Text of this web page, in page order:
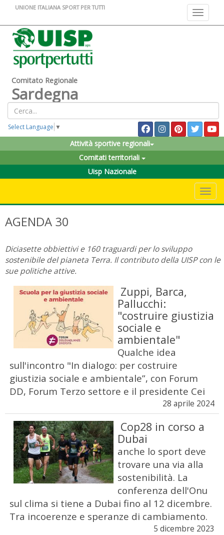
Toggle
UNIONE ITALIANA SPORT PER TUTTI
Comitato Regionale
Sardegna
Select Language ▼
Attività sportive regionali
Comitati territoriali
Uisp Nazionale
AGENDA 30
Diciasette obbiettivi e 160 traguardi per lo sviluppo
sostenibile del pianeta Terra. Il contributo della UISP con le
sue politiche attive.
Zuppi, Barca,
Pallucchi:
"costruire giustizia
sociale e
ambientale"
Qualche idea
sull'incontro "In dialogo: per costruire
giustizia sociale e ambientale”, con Forum
DD, Forum Terzo settore e il presidente Cei
28 aprile 2024
Cop28 in corso a
Dubai
anche lo sport deve
trovare una via alla
sostenibilità. La
conferenza dell'Onu
sul clima si tiene a Dubai fino al 12 dicembre.
Tra incoerenze e speranze di cambiamento.
5 dicembre 2023